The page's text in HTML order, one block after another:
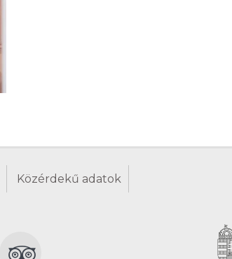
Közérdekű adatok